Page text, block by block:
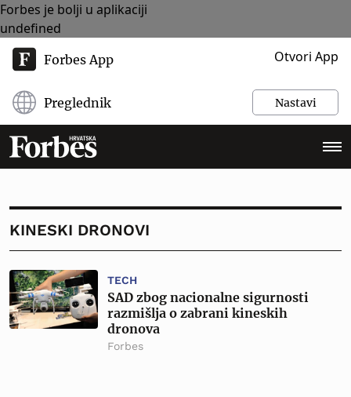
Forbes je bolji u aplikaciji
undefined
Forbes App Otvori App
Preglednik Nastavi
KINESKI DRONOVI
TECH
SAD zbog nacionalne sigurnosti
razmišlja o zabrani kineskih
dronova
Forbes